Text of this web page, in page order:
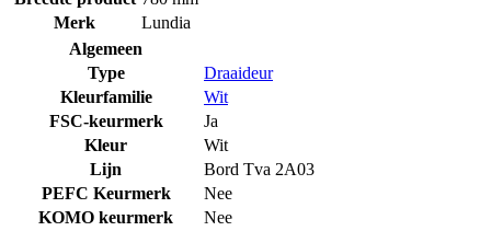
Merk
Lundia
Algemeen
Type
Draaideur
Kleurfamilie
Wit
FSC-keurmerk
Ja
Kleur
Wit
Lijn
Bord Tva 2A03
PEFC Keurmerk
Nee
KOMO keurmerk
Nee